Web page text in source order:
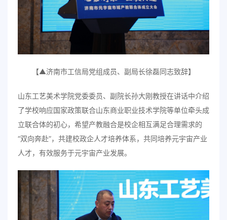
【▲济南市工信局党组成员、副局长徐磊同志致辞】
山东工艺美术学院党委委员、副院长孙大刚教授在讲话中介绍
了学校响应国家政策联合山东商业职业技术学院等单位牵头成
立联合体的初心，希望产教融合是校企相互满足合理需求的
“双向奔赴”，共建校政企人才培养体系，共同培养元宇宙产业
人才，有效服务于元宇宙产业发展。